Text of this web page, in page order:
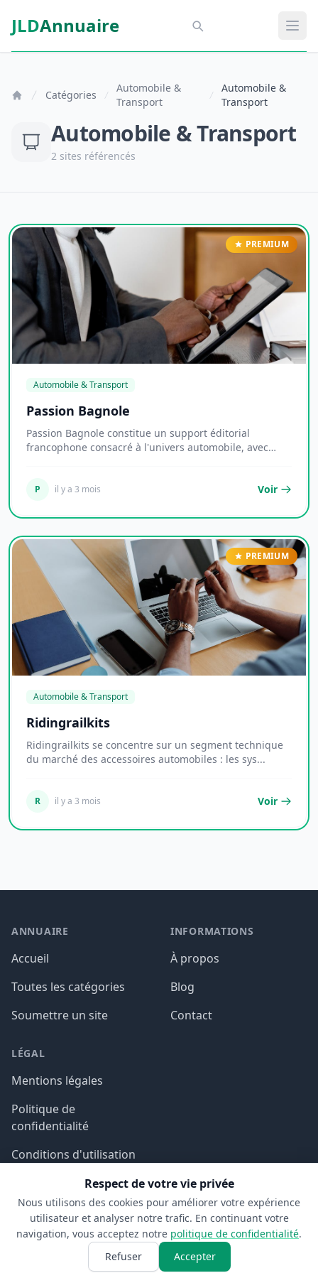
Aspect SDM
JLDAnnuaire
Catégories
Automobile &
Transport
Automobile &
Transport
Automobile & Transport
2 sites référencés
PREMIUM
Automobile & Transport
Passion Bagnole
Passion Bagnole constitue un support éditorial
francophone consacré à l'univers automobile, avec
P il y a 3 mois Voir
PREMIUM
Automobile & Transport
Ridingrailkits
Ridingrailkits se concentre sur un segment technique
du marché des accessoires automobiles : les sys...
R il y a 3 mois Voir
ANNUAIRE
Accueil
Toutes les catégories
Soumettre un site
INFORMATIONS
À propos
Blog
Contact
LÉGAL
Mentions légales
Politique de
confidentialité
Conditions d'utilisation
© 2026 Aspect SDM. Tous droits réservés.
Respect de votre vie privée
Nous utilisons des cookies pour améliorer votre expérience
utilisateur et analyser notre trafic. En continuant votre
navigation, vous acceptez notre politique de confidentialité.
Refuser
Accepter